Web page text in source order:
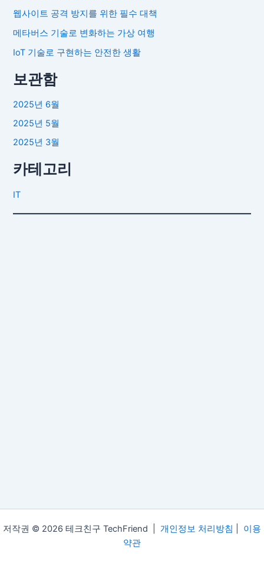
웹사이트 공격 방지를 위한 필수 대책
메타버스 기술로 변화하는 가상 여행
IoT 기술로 구현하는 안전한 생활
보관함
2025년 6월
2025년 5월
2025년 3월
카테고리
IT
저작권 © 2026 테크친구 TechFriend | 개인정보 처리방침
이용
약관